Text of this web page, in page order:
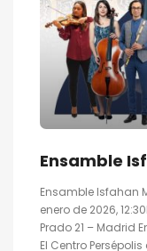
Ensamble Isfahan
enero de 2026,
Prado 21 – Madrid
El Centro